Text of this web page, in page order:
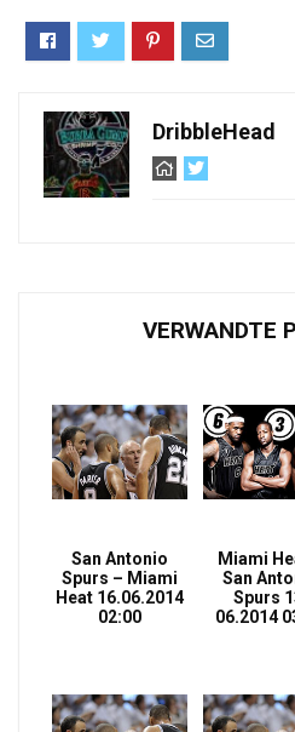
DribbleHead
VERWANDTE
San Antonio
Spurs – Miami
Heat 16.06.2014
02:00
Miami
San
Spurs
06.2014